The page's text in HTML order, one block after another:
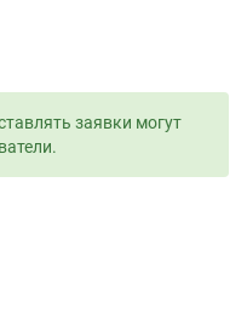
заявки могут